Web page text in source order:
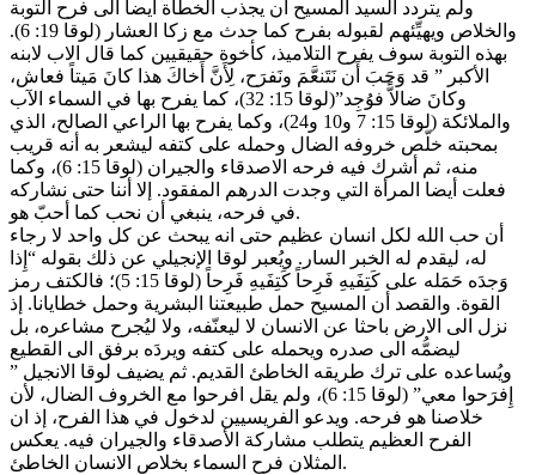
ولم يتردد السيد المسيح ان يجذب الخطأة أيضا الى فرح التوبة
والخلاص ويهيِّئهم لقبوله بفرح كما حدث مع زكا العشار (لوقا 19: 6).
بهذه التوبة سوف يفرح التلاميذ، كأخوة حقيقيين كما قال الاب لابنه
الأكبر ” قد وَجَبَ أَن نَتَنعَّمَ ونَفرَح، لِأَنَّ أَخاكَ هذا كانَ مَيتاً فعاش،
وكانَ ضالاًّ فوُجِد”(لوقا 15: 32)، كما يفرح بها في السماء الآب
والملائكة (لوقا 15: 7 و10 و24)، وكما يفرح بها الراعي الصالح، الذي
بمحبته خلّص خروفه الضال وحمله على كتفه ليشعر به أنه قريب
منه، ثم أشرك فيه فرحه الاصدقاء والجيران (لوقا 15: 6)، وكما
فعلت أيضا المرأة التي وجدت الدرهم المفقود. إلا أننا حتى نشاركه
في فرحه، ينبغي أن نحب كما أحبّ هو.
أن حب الله لكل انسان عظيم حتى انه يبحث عن كل واحد لا رجاء
له، ليقدم له الخبر السار. ويُعبر لوقا الإنجيلي عن ذلك بقوله “إِذا
وَجدَه حَمَله على كَتِفَيهِ فَرِحاً كَتِفَيهِ فَرِحاً (لوقا 15: 5)؛ فالكتف رمز
القوة. والقصد أن المسيح حمل طبيعتنا البشرية وحمل خطايانا. إذ
نزل الى الارض باحثا عن الانسان لا ليعنّفه، ولا ليُجرح مشاعره، بل
ليضمُّه الى صدره ويحمله على كتفه ويردَه برفق الى القطيع
ويُساعده على ترك طريقه الخاطئ القديم. ثم يضيف لوقا الانجيل ”
إِفرَحوا معي” (لوقا 15: 6)، ولم يقل افرحوا مع الخروف الضال، لأن
خلاصنا هو فرحه. ويدعو الفريسيين لدخول في هذا الفرح، إذ ان
الفرح العظيم يتطلب مشاركة الأصدقاء والجيران فيه. يعكس
المثلان فرح السماء بخلاص الانسان الخاطئ.